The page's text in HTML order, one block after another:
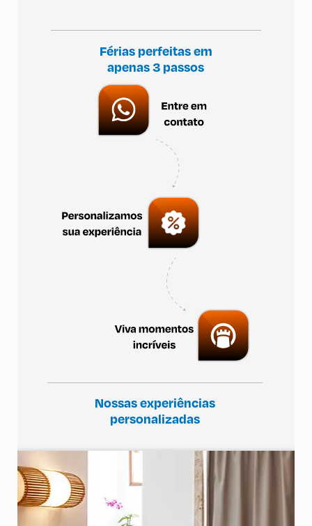
Férias perfeitas em
apenas 3 passos
Nossas experiências
personalizadas